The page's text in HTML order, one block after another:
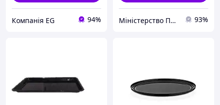
Компанія EG 94% Міністерство Посуду 93%